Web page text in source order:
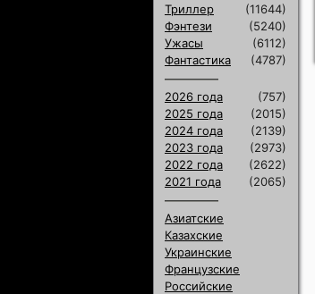
Триллер
(11644)
Фэнтези
(5240)
Ужасы
(6112)
Фантастика
(4787)
2026 года
(757)
2025 года
(2015)
2024 года
(2139)
2023 года
(2973)
2022 года
(2622)
2021 года
(2065)
Азиатские
Казахские
Украинские
Французские
Российские